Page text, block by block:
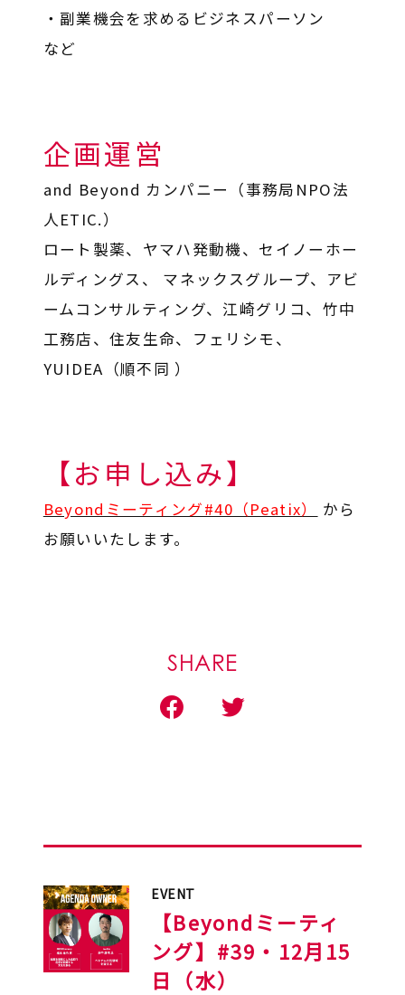
・副業機会を求めるビジネスパーソン
など
企画運営
and Beyond カンパニー（事務局NPO法
人ETIC.）
ロート製薬、ヤマハ発動機、セイノーホー
ルディングス、 マネックスグループ、アビ
ームコンサルティング、江崎グリコ、竹中
工務店、住友生命、フェリシモ、
YUIDEA（順不同 ）
【お申し込み】
Beyondミーティング#40（Peatix）
から
お願いいたします。
SHARE
EVENT
【Beyondミーティ
ング】#39・12月15
日（水）